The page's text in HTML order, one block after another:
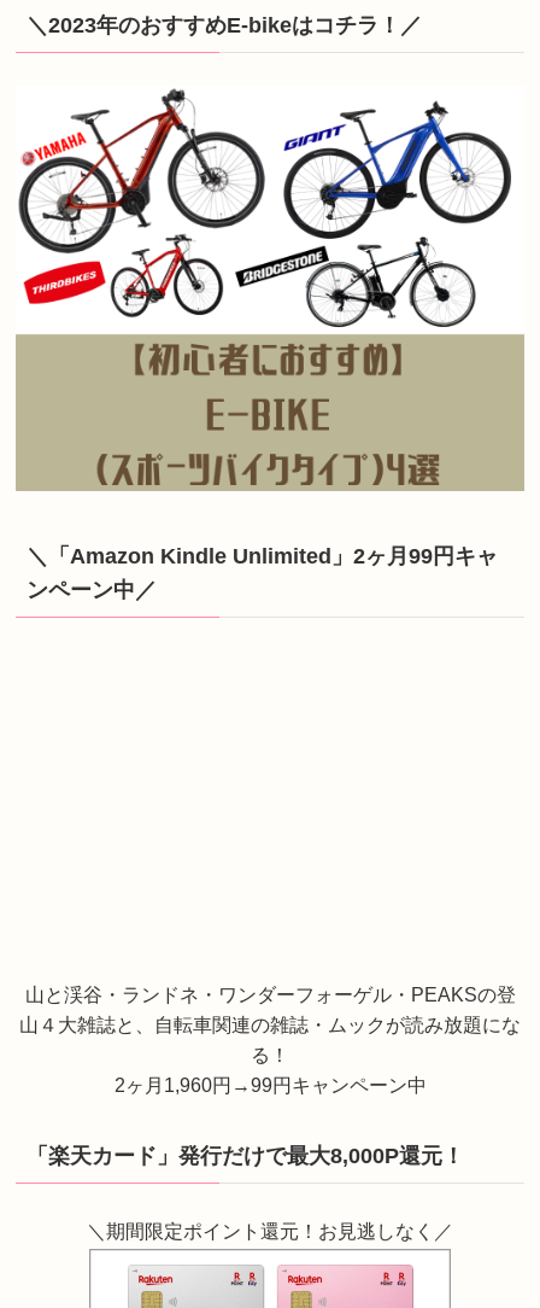
＼2023年のおすすめE-bikeはコチラ！／
＼「Amazon Kindle Unlimited」2ヶ月99円キャ
ンペーン中／
山と渓谷・ランドネ・ワンダーフォーゲル・PEAKSの登
山４大雑誌と、自転車関連の雑誌・ムックが読み放題にな
る！
2ヶ月1,960円→99円キャンペーン中
「楽天カード」発行だけで最大8,000P還元！
＼期間限定ポイント還元！お見逃しなく／